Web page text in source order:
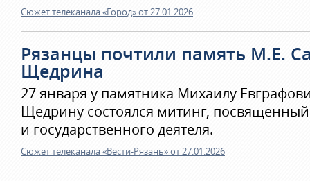
Сюжет телеканала «Город» от 27.01.2026
Рязанцы почтили память М.Е.
Щедрина
27 января у памятника Михаилу
Щедрину состоялся митинг,
и государственного деятеля.
Сюжет телеканала «Вести-Рязань» от 27.01.2026